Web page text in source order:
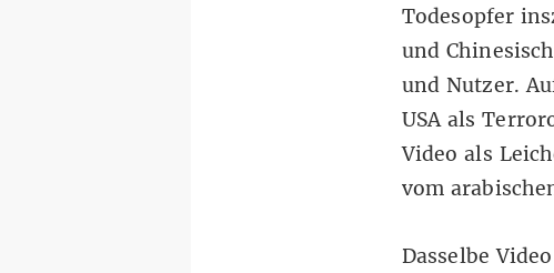
Todesopfer
undChinesisch
und Nutzer.
USA als
Video als
vom
Dasselbe